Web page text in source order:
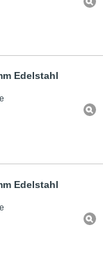
Edelstahl
Edelstahl